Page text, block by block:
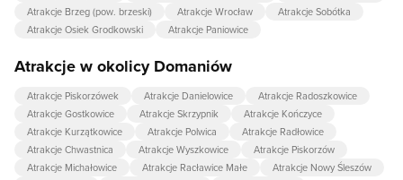
Atrakcje Brzeg (pow. brzeski)
Atrakcje Wrocław
Atrakcje Sobótka
Atrakcje Osiek Grodkowski
Atrakcje Paniowice
Atrakcje w okolicy Domaniów
Atrakcje Piskorzówek Atrakcje Danielowice
Atrakcje Radoszkowice
Atrakcje Gostkowice
Atrakcje Skrzypnik
Atrakcje Kończyce
Atrakcje Kurzątkowice
Atrakcje Polwica
Atrakcje Radłowice
Atrakcje Chwastnica
Atrakcje Wyszkowice
Atrakcje Piskorzów
Atrakcje Michałowice
Atrakcje Racławice Małe
Atrakcje Nowy Śleszów